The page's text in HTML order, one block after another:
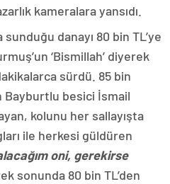
kameralara yansıdı.
danayı 80 bin TL’ye
‘Bismillah’ diyerek
sürdü. 85 bin
Bayburtlu besici İsmail
kolunu her sallayışta
ile herkesi güldüren
oni, gerekirse
sonunda 80 bin TL’den